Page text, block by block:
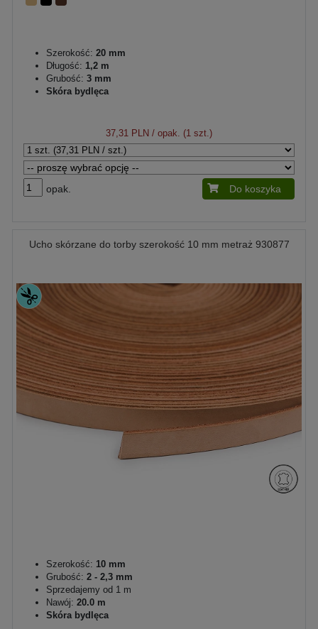
Szerokość: 20 mm
Długość: 1,2 m
Grubość: 3 mm
Skóra bydlęca
37,31 PLN / opak. (1 szt.)
opak. Do koszyka
Ucho skórzane do torby szerokość 10 mm metraż 930877
Szerokość: 10 mm
Grubość: 2 - 2,3 mm
Sprzedajemy od 1 m
Nawój: 20.0 m
Skóra bydlęca